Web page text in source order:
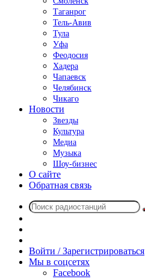
Таганрог
Тель-Авив
Тула
Уфа
Феодосия
Хадера
Чапаевск
Челябинск
Чикаго
Новости
Звезды
Культура
Медиа
Музыка
Шоу-бизнес
О сайте
Обратная связь
радио
Войти / Зарегистрироваться
Мы в соцсетях
Facebook